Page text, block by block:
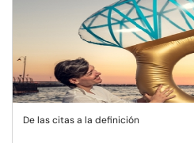
De las citas a la definición